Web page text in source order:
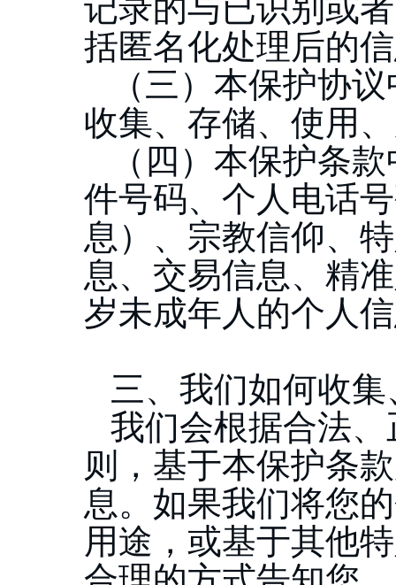
记录的与已识别或
括匿名化处理后的
（三） 本保护协议
收集、存储、使用
（四） 本保护条款
件号码、个人电话
息）、宗教信仰、
息、交易信息、精
岁未成年人的个人
三、我们如何收
我们会根据合法
则，基于本保护条
息。如果我们将您
用途，或基于其他